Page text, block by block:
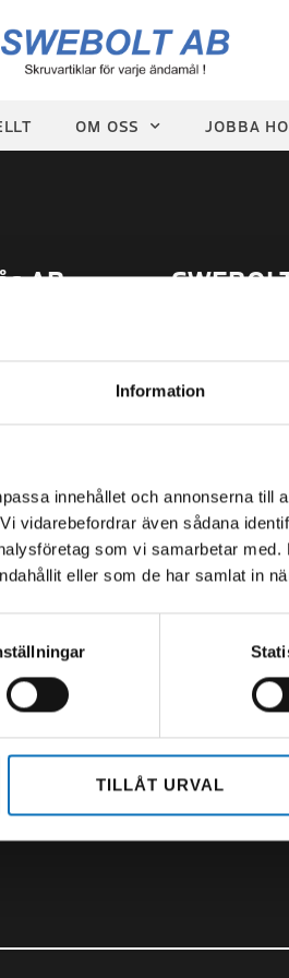
Information
innehållet och annonserna till
vidarebefordrar även sådana
som vi samarbetar
eller som de har samlat in
TILLÅT URVAL
OM OSS JOBBA
AB
Mån-Tor 07.00-
Fredag 07.00-
Öppettider:
Mån-Tor 06.00
Fredag 6.00-
+46 (0)11 - 45
602 23